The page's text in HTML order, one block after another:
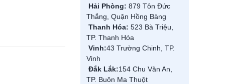
Hải Phòng: 879 Tôn Đức
Thắng, Quận Hồng Bàng
Thanh Hóa: 523 Bà Triệu,
TP. Thanh Hóa
Vinh:43 Trường Chinh, TP.
Vinh
Đắk Lắk:154 Chu Văn An,
TP. Buôn Ma Thuột